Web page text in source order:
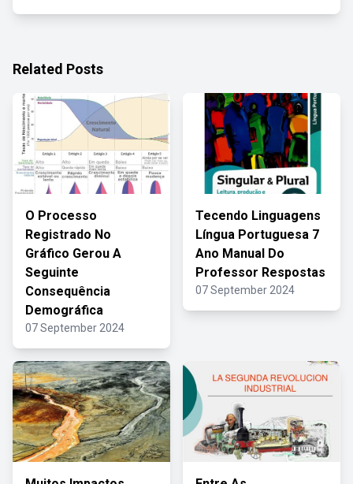
Related Posts
O Processo
Registrado No
Gráfico Gerou A
Seguinte
Consequência
Demográfica
07 September 2024
Tecendo Linguagens
Língua Portuguesa 7
Ano Manual Do
Professor Respostas
07 September 2024